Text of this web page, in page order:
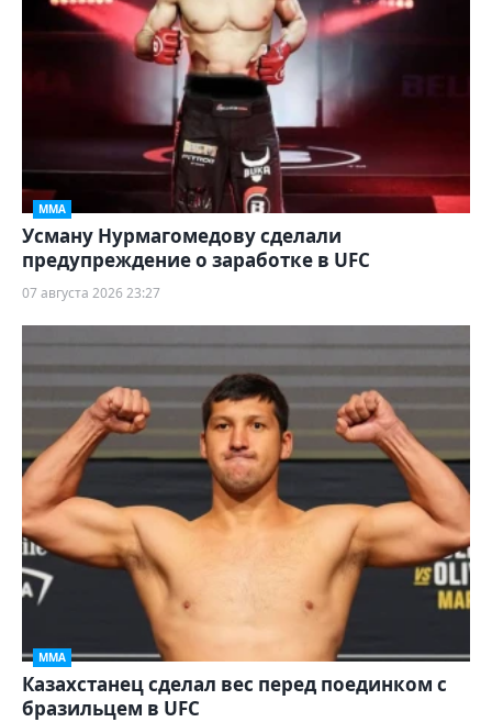
ММА
Усману Нурмагомедову сделали
предупреждение о заработке в UFC
07 августа 2026 23:27
ММА
Казахстанец сделал вес перед поединком с
бразильцем в UFC